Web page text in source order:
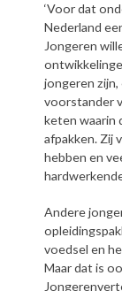
‘Voor dat
Nederland
Jongeren
jongeren
voorstander
keten waarin
afpakken. Zij
hebben en
Andere
voedsel en
Maar dat is